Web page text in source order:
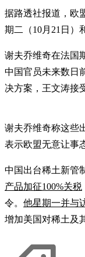
据路透社报道，欧
期二（10月21日）
谢夫乔维奇在法国
中国官员未来数日
决方案，王文涛接
谢夫乔维奇称这些
表示欧盟无意让事
中国出台稀土新管
产品加征100%关税
令。 他星期一并与
增加美国对稀土及